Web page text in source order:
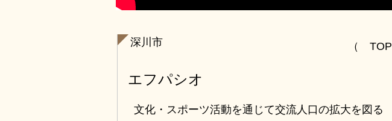
（ TOP
深川市
エフパシオ
文化・スポーツ活動を通じて交流人口の拡大を図る